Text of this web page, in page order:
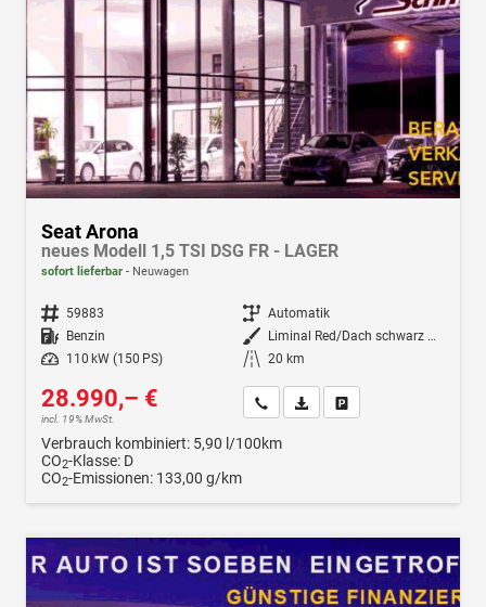
Seat Arona
neues Modell 1,5 TSI DSG FR - LAGER
sofort lieferbar Neuwagen
Fahrzeugnr. 59883 Getriebe Automatik
Kraftstoff Benzin Außenfarbe
Liminal Red/Dach schwarz Metallic (S60E)
Leistung
110 kW (150 PS) Kilometerstand 20 km
28.990,– €
incl. 19% MwSt.
Wir rufen Sie anFahrzeugexposé (PDF)
Verbrauch kombiniert: 5,90 l/100km
CO2-Klasse: D
CO2-Emissionen: 133,00 g/km